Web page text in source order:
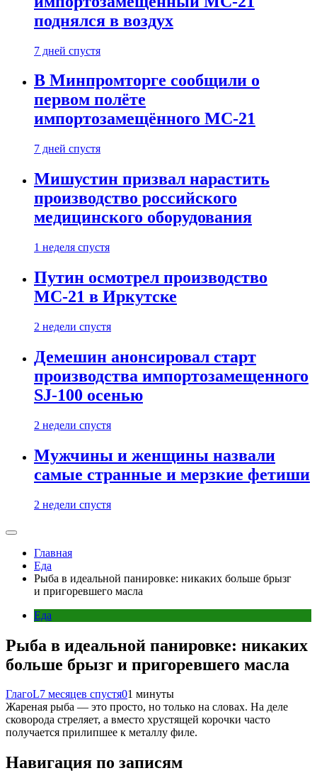
поднялся в воздух
7 дней спустя
В Минпромторге сообщили о
первом полёте
импортозамещённого МС-21
7 дней спустя
Мишустин призвал нарастить
производство российского
медицинского оборудования
1 неделя спустя
Путин осмотрел производство
МС-21 в Иркутске
2 недели спустя
Демешин анонсировал старт
производства импортозамещенного
SJ-100 осенью
2 недели спустя
Мужчины и женщины назвали
самые странные и мерзкие фетиши
2 недели спустя
Главная
Еда
Рыба в идеальной панировке: никаких больше брызг
и пригоревшего масла
Еда
Рыба в идеальной панировке: никаких
больше брызг и пригоревшего масла
ГлагоL7 месяцев спустя01 минуты
Жареная рыба — это просто, но только на словах. На деле
сковорода стреляет, а вместо хрустящей корочки часто
получается прилипшее к металлу филе.
Навигация по записям